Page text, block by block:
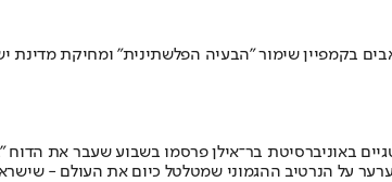
בקמפיין שימור "הבעיה הפלשתינית" ומחיקת מדינת
באוניברסיטת בר־אילן פרסמו בשבוע שעבר את
על הנרטיב ההגמוני שמטלטל כיום את העולם -